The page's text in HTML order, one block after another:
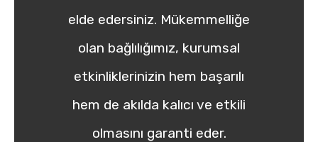
elde edersiniz. Mükemmelliğe
olan bağlılığımız, kurumsal
etkinliklerinizin hem başarılı
hem de akılda kalıcı ve etkili
olmasını garanti eder.